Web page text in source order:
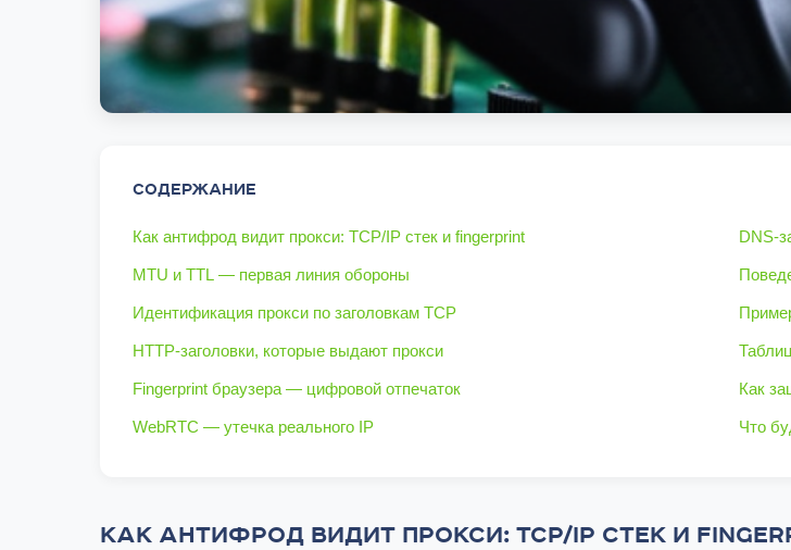
СОДЕРЖАНИЕ
Как антифрод видит прокси: TCP/IP стек и fingerprint
MTU и TTL — первая линия обороны
Идентификация прокси по заголовкам TCP
HTTP-заголовки, которые выдают прокси
Fingerprint браузера — цифровой отпечаток
WebRTC — утечка реального IP
DNS-
Как
Что
КАК АНТИФРОД ВИДИТ ПРОКСИ: TCP/IP СТЕК И